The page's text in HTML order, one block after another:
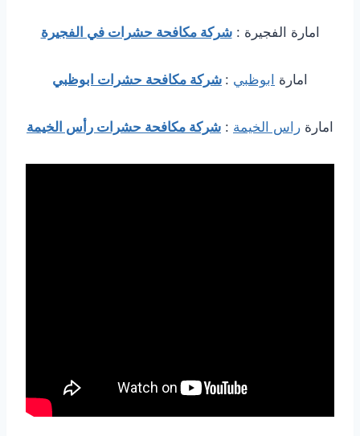
امارة الفجيرة :شركة مكافحة حشرات في الفجيرة
امارة ابوظبي : شركة مكافحة حشرات ابوظبي
امارة راس الخيمة : شركة مكافحة حشرات رأس الخيمة